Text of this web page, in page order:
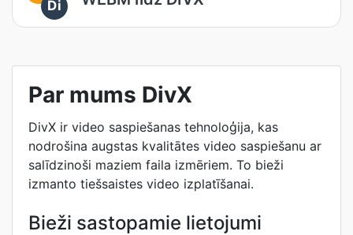
Di
Par mums DivX
DivX ir video saspiešanas tehnoloģija, kas
nodrošina augstas kvalitātes video saspiešanu ar
salīdzinoši maziem faila izmēriem. To bieži
izmanto tiešsaistes video izplatīšanai.
Bieži sastopamie lietojumi